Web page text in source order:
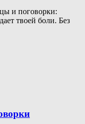
и поговорки:
твоей боли. Без